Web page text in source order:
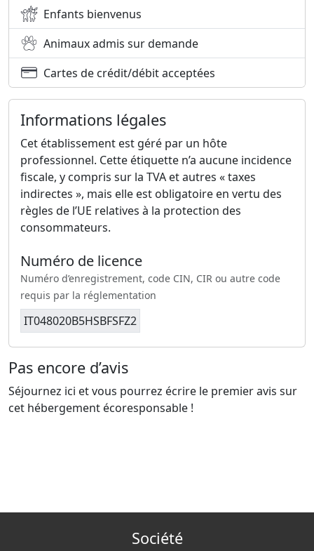
Enfants bienvenus
Animaux admis sur demande
Cartes de crédit/débit acceptées
Informations légales
Cet établissement est géré par un hôte
professionnel. Cette étiquette n’a aucune incidence
fiscale, y compris sur la TVA et autres « taxes
indirectes », mais elle est obligatoire en vertu des
règles de l’UE relatives à la protection des
consommateurs.
Numéro de licence
Numéro d’enregistrement, code CIN, CIR ou autre code
requis par la réglementation
IT048020B5HSBFSFZ2
Pas encore d’avis
Séjournez ici et vous pourrez écrire le premier avis sur
cet hébergement écoresponsable !
Société